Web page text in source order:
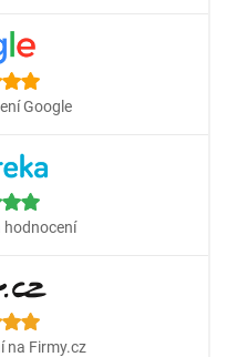
Google
hodnocení
na Firmy.cz